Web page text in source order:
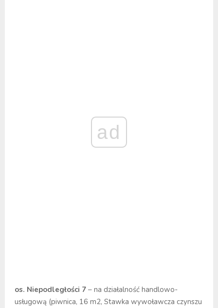
ad
os. Niepodległości 7 – na działalność handlowo-
usługową (piwnica, 16 m2, Stawka wywoławcza czynszu